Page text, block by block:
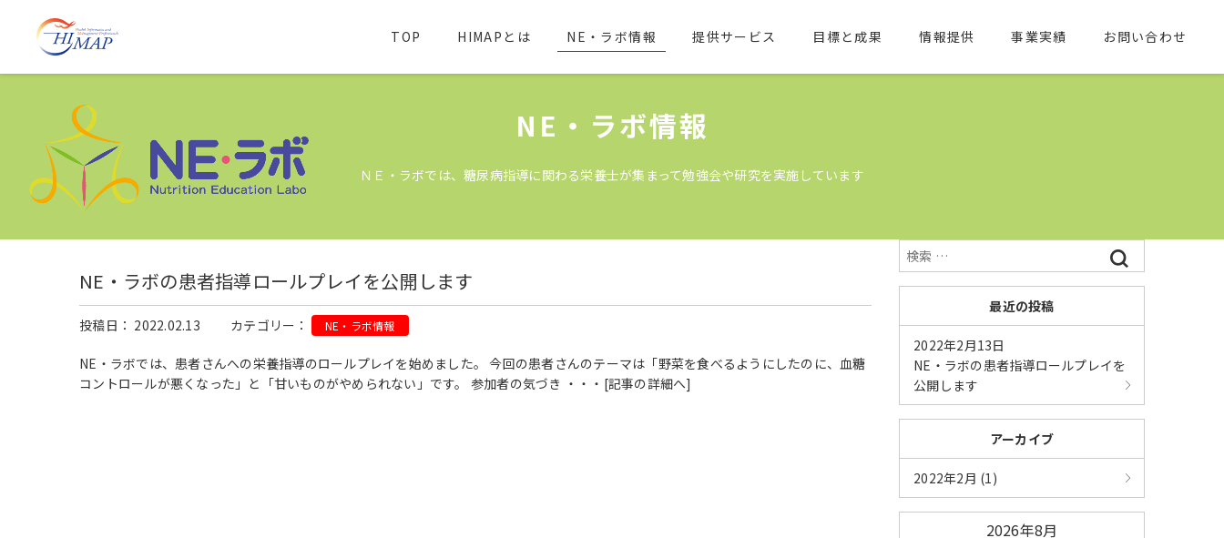
TOP HIMAPとは NE・ラボ情報 提供サービス 目標と成果 情報提供 事業実績 お問い合わせ
NE・ラボ情報
ＮＥ・ラボでは、糖尿病指導に関わる栄養士が集まって勉強会や研究を実施しています
NE・ラボの患者指導ロールプレイを公開します
投稿日： 2022.02.13 カテゴリー： NE・ラボ情報
NE・ラボでは、患者さんへの栄養指導のロールプレイを始めました。 今回の患者さんのテーマは「野菜を食べるようにしたのに、血糖
コントロールが悪くなった」と「甘いものがやめられない」です。 参加者の気づき ・・・ [記事の詳細へ]
最近の投稿
2022年2月13日
NE・ラボの患者指導ロールプレイを
公開します
アーカイブ
2022年2月 (1)
2026年8月